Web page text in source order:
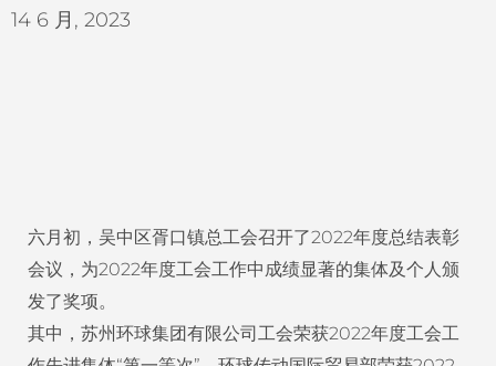
14 6 月, 2023
六月初，吴中区胥口镇总工会召开了2022年度总结表彰
会议，为2022年度工会工作中成绩显著的集体及个人颁
发了奖项。
其中，苏州环球集团有限公司工会荣获2022年度工会工